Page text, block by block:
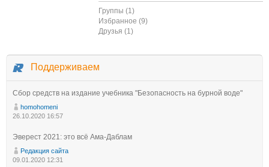
Группы (1)
Избранное (9)
Друзья (1)
Поддерживаем
Сбор средств на издание учебника "Безопасность на бурной воде"
homohomeni
26.10.2020 16:57
Эверест 2021: это всё Ама-Даблам
Редакция сайта
09.01.2020 12:31